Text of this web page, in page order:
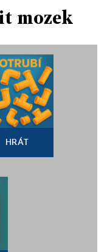
mozek
HRÁT